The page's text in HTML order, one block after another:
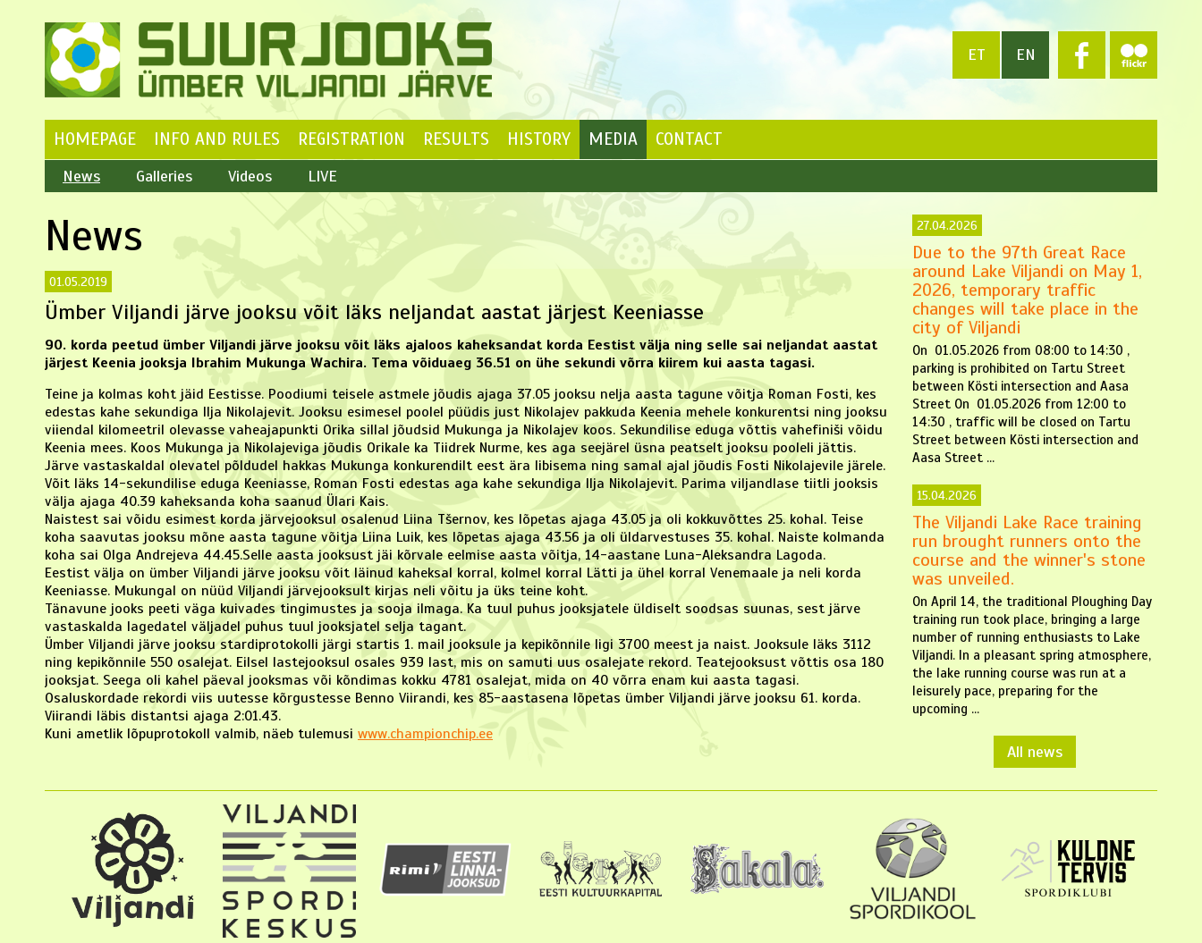
ET EN
HOMEPAGE INFO AND RULES REGISTRATION RESULTS HISTORY MEDIA CONTACT
News Galleries Videos LIVE
News
01.05.2019
Ümber Viljandi järve jooksu võit läks neljandat aastat järjest Keeniasse
90. korda peetud ümber Viljandi järve jooksu võit läks ajaloos kaheksandat korda Eestist välja ning selle sai neljandat aastat
järjest Keenia jooksja Ibrahim Mukunga Wachira. Tema võiduaeg 36.51 on ühe sekundi võrra kiirem kui aasta tagasi.
Teine ja kolmas koht jäid Eestisse. Poodiumi teisele astmele jõudis ajaga 37.05 jooksu nelja aasta tagune võitja Roman Fosti, kes
edestas kahe sekundiga Ilja Nikolajevit. Jooksu esimesel poolel püüdis just Nikolajev pakkuda Keenia mehele konkurentsi ning jooksu
viiendal kilomeetril olevasse vaheajapunkti Orika sillal jõudsid Mukunga ja Nikolajev koos. Sekundilise eduga võttis vahefiniši võidu
Keenia mees. Koos Mukunga ja Nikolajeviga jõudis Orikale ka Tiidrek Nurme, kes aga seejärel üsna peatselt jooksu pooleli jättis.
Järve vastaskaldal olevatel põldudel hakkas Mukunga konkurendilt eest ära libisema ning samal ajal jõudis Fosti Nikolajevile järele.
Võit läks 14-sekundilise eduga Keeniasse, Roman Fosti edestas aga kahe sekundiga Ilja Nikolajevit. Parima viljandlase tiitli jooksis
välja ajaga 40.39 kaheksanda koha saanud Ülari Kais.
Naistest sai võidu esimest korda järvejooksul osalenud Liina Tšernov, kes lõpetas ajaga 43.05 ja oli kokkuvõttes 25. kohal. Teise
koha saavutas jooksu mõne aasta tagune võitja Liina Luik, kes lõpetas ajaga 43.56 ja oli üldarvestuses 35. kohal. Naiste kolmanda
koha sai Olga Andrejeva 44.45.Selle aasta jooksust jäi kõrvale eelmise aasta võitja, 14-aastane Luna-Aleksandra Lagoda.
Eestist välja on ümber Viljandi järve jooksu võit läinud kaheksal korral, kolmel korral Lätti ja ühel korral Venemaale ja neli korda
Keeniasse. Mukungal on nüüd Viljandi järvejooksult kirjas neli võitu ja üks teine koht.
Tänavune jooks peeti väga kuivades tingimustes ja sooja ilmaga. Ka tuul puhus jooksjatele üldiselt soodsas suunas, sest järve
vastaskalda lagedatel väljadel puhus tuul jooksjatel selja tagant.
Ümber Viljandi järve jooksu stardiprotokolli järgi startis 1. mail jooksule ja kepikõnnile ligi 3700 meest ja naist. Jooksule läks 3112
ning kepikõnnile 550 osalejat. Eilsel lastejooksul osales 939 last, mis on samuti uus osalejate rekord. Teatejooksust võttis osa 180
jooksjat. Seega oli kahel päeval jooksmas või kõndimas kokku 4781 osalejat, mida on 40 võrra enam kui aasta tagasi.
Osaluskordade rekordi viis uutesse kõrgustesse Benno Viirandi, kes 85-aastasena lõpetas ümber Viljandi järve jooksu 61. korda.
Viirandi läbis distantsi ajaga 2:01.43.
Kuni ametlik lõpuprotokoll valmib, näeb tulemusi www.championchip.ee
27.04.2026
Due to the 97th Great Race
around Lake Viljandi on May 1,
2026, temporary traffic
changes will take place in the
city of Viljandi
On 01.05.2026 from 08:00 to 14:30 ,
parking is prohibited on Tartu Street
between Kösti intersection and Aasa
Street On 01.05.2026 from 12:00 to
14:30 , traffic will be closed on Tartu
Street between Kösti intersection and
Aasa Street ...
15.04.2026
The Viljandi Lake Race training
run brought runners onto the
course and the winner's stone
was unveiled.
On April 14, the traditional Ploughing Day
training run took place, bringing a large
number of running enthusiasts to Lake
Viljandi. In a pleasant spring atmosphere,
the lake running course was run at a
leisurely pace, preparing for the
upcoming ...
All news